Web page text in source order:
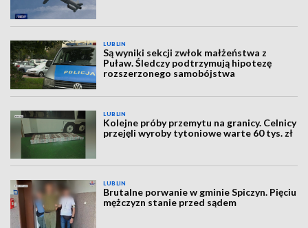
LUBLIN
Są wyniki sekcji zwłok małżeństwa z
Puław. Śledczy podtrzymują hipotezę
rozszerzonego samobójstwa
LUBLIN
Kolejne próby przemytu na granicy. Celnicy
przejęli wyroby tytoniowe warte 60 tys. zł
LUBLIN
Brutalne porwanie w gminie Spiczyn. Pięciu
mężczyzn stanie przed sądem